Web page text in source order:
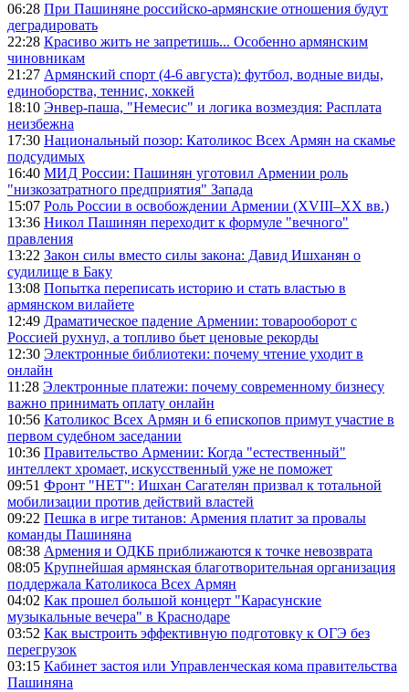
06:28 При Пашиняне российско-армянские отношения будут
деградировать
22:28 Красиво жить не запретишь... Особенно армянским
чиновникам
21:27 Армянский спорт (4-6 августа): футбол, водные виды,
единоборства, теннис, хоккей
18:10 Энвер-паша, "Немесис" и логика возмездия: Расплата
неизбежна
17:30 Национальный позор: Католикос Всех Армян на скамье
подсудимых
16:40 МИД России: Пашинян уготовил Армении роль
"низкозатратного предприятия" Запада
15:07 Роль России в освобождении Армении (XVIII–XX вв.)
13:36 Никол Пашинян переходит к формуле "вечного"
правления
13:22 Закон силы вместо силы закона: Давид Ишханян о
судилище в Баку
13:08 Попытка переписать историю и стать властью в
армянском вилайете
12:49 Драматическое падение Армении: товарооборот с
Россией рухнул, а топливо бьет ценовые рекорды
12:30 Электронные библиотеки: почему чтение уходит в
онлайн
11:28 Электронные платежи: почему современному бизнесу
важно принимать оплату онлайн
10:56 Католикос Всех Армян и 6 епископов примут участие в
первом судебном заседании
10:36 Правительство Армении: Когда "естественный"
интеллект хромает, искусственный уже не поможет
09:51 Фронт "НЕТ": Ишхан Сагателян призвал к тотальной
мобилизации против действий властей
09:22 Пешка в игре титанов: Армения платит за провалы
команды Пашиняна
08:38 Армения и ОДКБ приближаются к точке невозврата
08:05 Крупнейшая армянская благотворительная организация
поддержала Католикоса Всех Армян
04:02 Как прошел большой концерт "Карасунские
музыкальные вечера" в Краснодаре
03:52 Как выстроить эффективную подготовку к ОГЭ без
перегрузок
03:15 Кабинет застоя или Управленческая кома правительства
Пашиняна